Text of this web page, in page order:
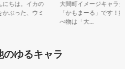
にちは。イカの
かぶった、ウミ
大間町イメージキャラ
「かもまーる」です
べ物は「大...
のゆるキャラ